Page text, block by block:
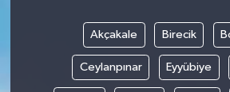
Akçakale Birecik
Ceylanpınar Eyyübiye
Bilim, Teknoloji